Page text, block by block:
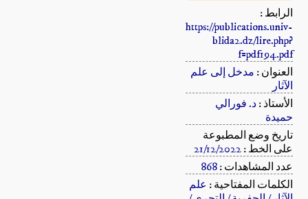
الرابط :
https://publications.univ-
blida2.dz/lire.php?
f=pdf194.pdf
العنوان : مدخل إلى علم
الآثار
الأستاذ :د. فورالي
حميدة
تاريخ وضع المطبوعة
على الخط :21/12/2022
عدد المشاهدات :868
الكلمات المفتاحية : علم